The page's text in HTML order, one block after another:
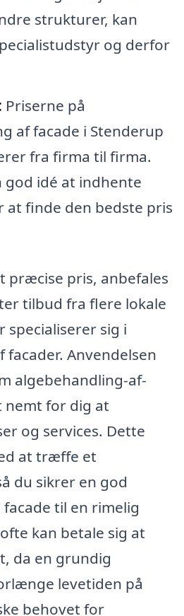
strukturer, kan
og derfor
Priserne på
af facade i Stenderup
fra firma til firma.
god idé at indhente
finde den bedste pris
præcise pris, anbefales
tilbud fra flere lokale
specialiserer sig i
Anvendelsen
algebehandling-af-
nemt for dig at
og services. Dette
at træffe et
du sikrer en god
til en rimelig
kan betale sig at
da en grundig
levetiden på
behovet for